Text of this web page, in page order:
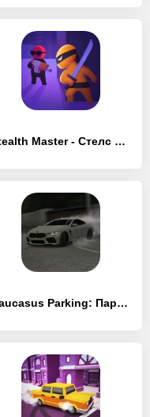
Stealth Master - Стелс Шутер
Caucasus Parking: Парковка 3D